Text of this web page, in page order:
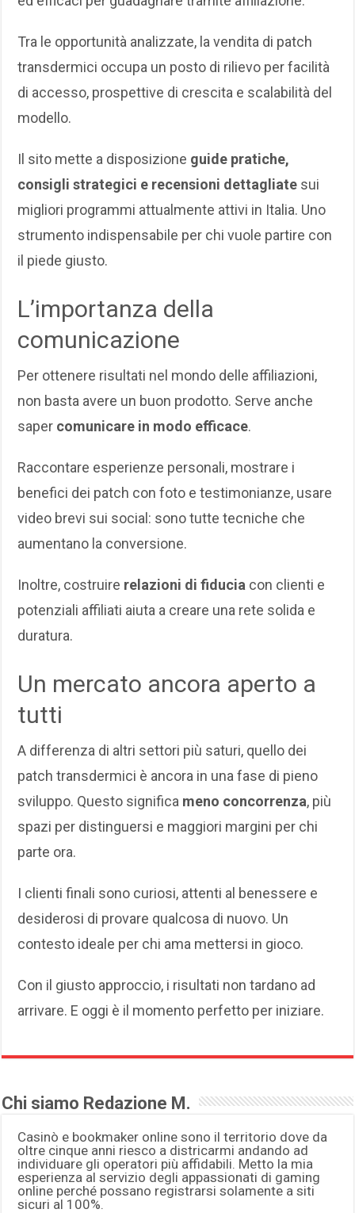
Tra le opportunità analizzate, la vendita di patch
transdermici occupa un posto di rilievo per facilità
di accesso, prospettive di crescita e scalabilità del
modello.
Il sito mette a disposizione guide pratiche,
consigli strategici e recensioni dettagliate sui
migliori programmi attualmente attivi in Italia. Uno
strumento indispensabile per chi vuole partire con
il piede giusto.
L’importanza della
comunicazione
Per ottenere risultati nel mondo delle affiliazioni,
non basta avere un buon prodotto. Serve anche
saper comunicare in modo efficace.
Raccontare esperienze personali, mostrare i
benefici dei patch con foto e testimonianze, usare
video brevi sui social: sono tutte tecniche che
aumentano la conversione.
Inoltre, costruire relazioni di fiducia con clienti e
potenziali affiliati aiuta a creare una rete solida e
duratura.
Un mercato ancora aperto a
tutti
A differenza di altri settori più saturi, quello dei
patch transdermici è ancora in una fase di pieno
sviluppo. Questo significa meno concorrenza, più
spazi per distinguersi e maggiori margini per chi
parte ora.
I clienti finali sono curiosi, attenti al benessere e
desiderosi di provare qualcosa di nuovo. Un
contesto ideale per chi ama mettersi in gioco.
Con il giusto approccio, i risultati non tardano ad
arrivare. E oggi è il momento perfetto per iniziare.
Chi siamo Redazione M.
Casinò e bookmaker online sono il territorio dove da
oltre cinque anni riesco a districarmi andando ad
individuare gli operatori più affidabili. Metto la mia
esperienza al servizio degli appassionati di gaming
online perché possano registrarsi solamente a siti
sicuri al 100%.